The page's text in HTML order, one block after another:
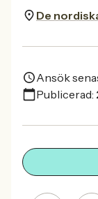
De
Ansök
Publicerad: